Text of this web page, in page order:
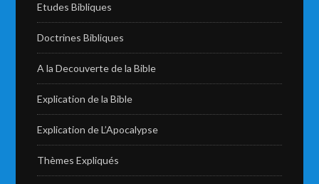
Etudes Bibliques
Doctrines Bibliques
A la Decouverte de la Bible
Explication de la Bible
Explication de L’Apocalypse
Thèmes Expliqués